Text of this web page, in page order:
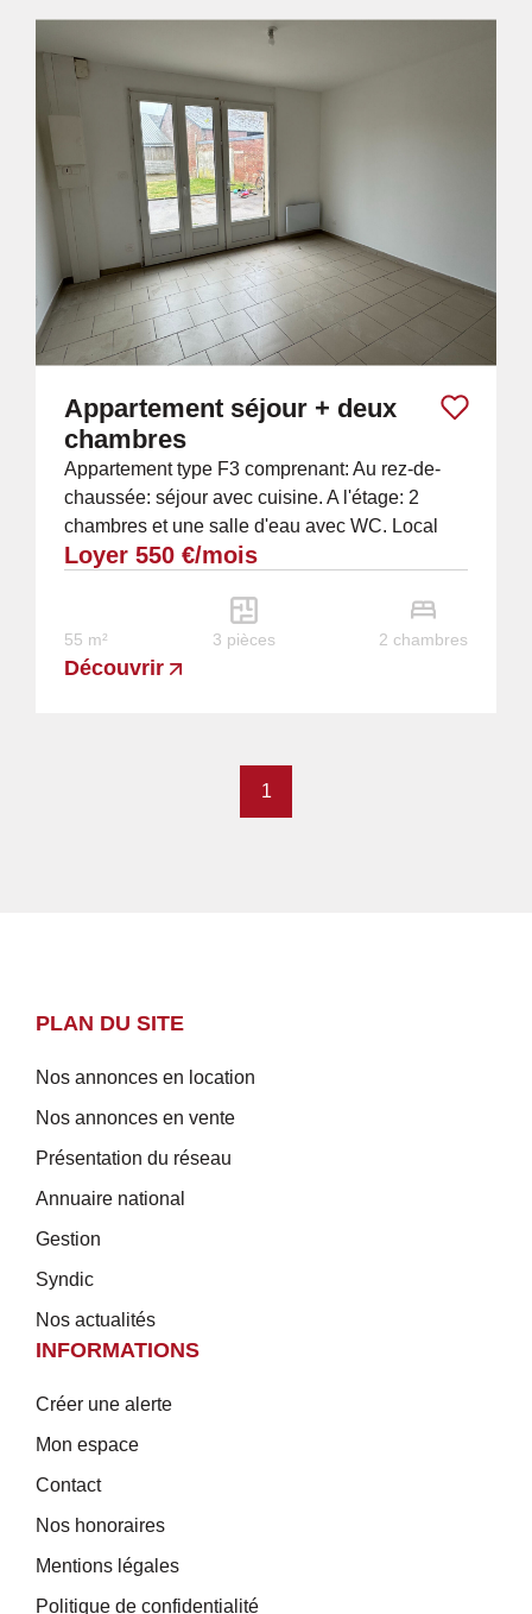
Appartement séjour + deux
chambres
Appartement type F3 comprenant: Au rez-de-
chaussée: séjour avec cuisine. A l'étage: 2
chambres et une salle d'eau avec WC. Local
poubelles. Cour commune avec place de
Loyer 550 €/mois
55 m² 3 pièces 2 chambres
Découvrir
1
PLAN DU SITE
Nos annonces en location
Nos annonces en vente
Présentation du réseau
Annuaire national
Gestion
Syndic
Nos actualités
INFORMATIONS
Créer une alerte
Mon espace
Contact
Nos honoraires
Mentions légales
Politique de confidentialité